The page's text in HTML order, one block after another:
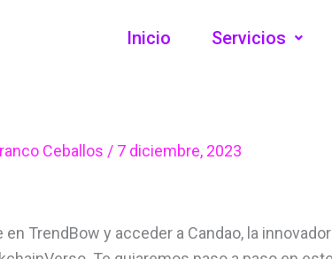
Inicio Servicios
Ceballos / 7 diciembre, 2023
TrendBow y acceder a Candao, la